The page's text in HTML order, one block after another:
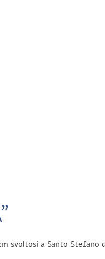
svoltosi a Santo Stefano